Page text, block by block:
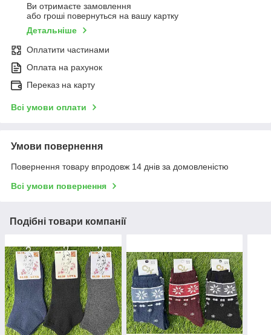
Ви отримаєте замовлення
або гроші повернуться на вашу картку
Детальніше
Оплатити частинами
Оплата на рахунок
Переказ на карту
Всі умови оплати
Умови повернення
Повернення товару впродовж 14 днів за домовленістю
Всі умови повернення
Подібні товари компанії